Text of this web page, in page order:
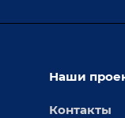
Наши
Контакты